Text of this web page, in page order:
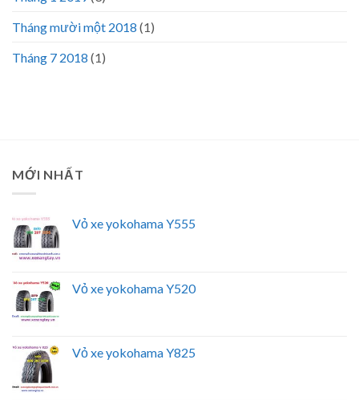
Tháng mười một 2018 (1)
Tháng 7 2018 (1)
MỚI NHẤT
Vỏ xe yokohama Y555
Vỏ xe yokohama Y520
Vỏ xe yokohama Y825